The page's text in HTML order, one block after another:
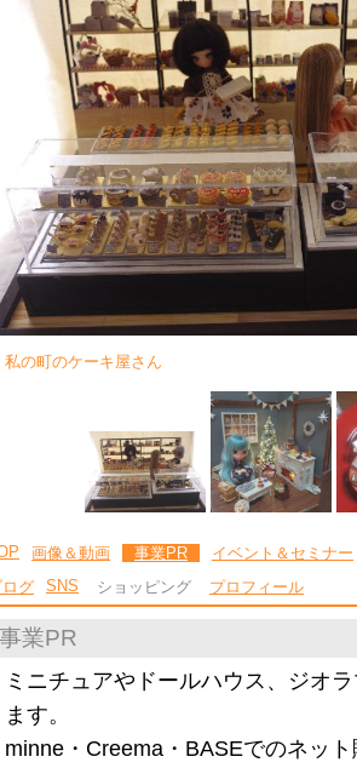
私の町のケーキ屋さん
画像＆動画 事業PR イベント＆セミナー
グ
SNS ショッピング プロフィール
事業PR
ミニチュアやドールハウス、ジオ
ます。
minne・Creema・BASEでのネット